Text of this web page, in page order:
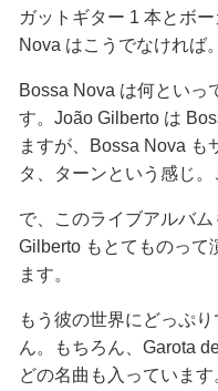
ガットギター 1 本とボ
Nova はこうでなければ。
Bossa Nova は何といっ
す。João Gilberto は
ますが、Bossa Nova も
タ、ターンという感じ。
で、このライブアルバ
Gilberto もとてものって
ます。
もう彼の世界にどっぷ
ん。もちろん、Garota
どの名曲も入っています